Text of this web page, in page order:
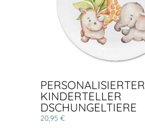
PERSONALISIERTER
KINDERTELLER
DSCHUNGELTIERE
20,95 €